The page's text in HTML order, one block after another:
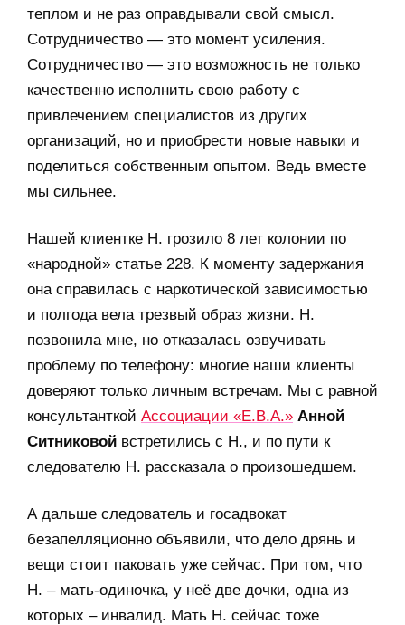
теплом и не раз оправдывали свой смысл.
Сотрудничество — это момент усиления.
Сотрудничество — это возможность не только
качественно исполнить свою работу с
привлечением специалистов из других
организаций, но и приобрести новые навыки и
поделиться собственным опытом. Ведь вместе
мы сильнее.
Нашей клиентке Н. грозило 8 лет колонии по
«народной» статье 228. К моменту задержания
она справилась с наркотической зависимостью
и полгода вела трезвый образ жизни. Н.
позвонила мне, но отказалась озвучивать
проблему по телефону: многие наши клиенты
доверяют только личным встречам. Мы с равной
консультанткой Ассоциации «Е.В.А.» Анной
Ситниковой встретились с Н., и по пути к
следователю Н. рассказала о произошедшем.
А дальше следователь и госадвокат
безапелляционно объявили, что дело дрянь и
вещи стоит паковать уже сейчас. При том, что
Н. – мать-одиночка, у неё две дочки, одна из
которых – инвалид. Мать Н. сейчас тоже